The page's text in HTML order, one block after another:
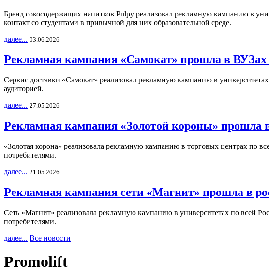
Бренд сокосодержащих напитков Pulpy реализовал рекламную кампанию в
контакт со студентами в привычной для них образовательной среде.
далее... 03.06.2026
Рекламная кампания «Самокат» прошла в ВУЗах
Сервис доставки «Самокат» реализовал рекламную кампанию в
аудиторией.
далее... 27.05.2026
Рекламная кампания «Золотой короны» прошла
«Золотая корона» реализовала рекламную кампанию в торговых центрах по
потребителями.
далее... 21.05.2026
Рекламная кампания сети «Магнит» прошла в
Сеть «Магнит» реализовала рекламную кампанию в университетах по всей
потребителями.
далее... Все новости
Promolift